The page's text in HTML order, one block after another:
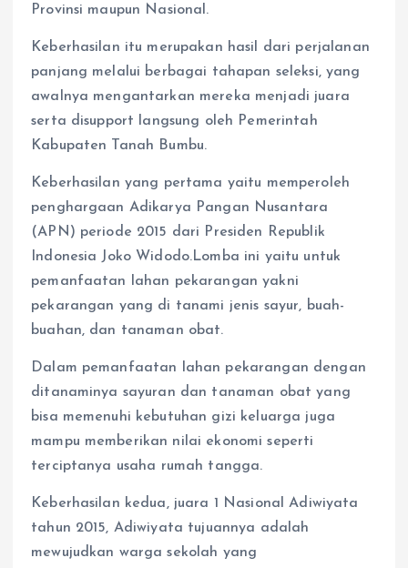
Provinsi maupun Nasional.
Keberhasilan itu merupakan hasil dari perjalanan
panjang melalui berbagai tahapan seleksi, yang
awalnya mengantarkan mereka menjadi juara
serta disupport langsung oleh Pemerintah
Kabupaten Tanah Bumbu.
Keberhasilan yang pertama yaitu memperoleh
penghargaan Adikarya Pangan Nusantara
(APN) periode 2015 dari Presiden Republik
Indonesia Joko Widodo.Lomba ini yaitu untuk
pemanfaatan lahan pekarangan yakni
pekarangan yang di tanami jenis sayur, buah-
buahan, dan tanaman obat.
Dalam pemanfaatan lahan pekarangan dengan
ditanaminya sayuran dan tanaman obat yang
bisa memenuhi kebutuhan gizi keluarga juga
mampu memberikan nilai ekonomi seperti
terciptanya usaha rumah tangga.
Keberhasilan kedua, juara 1 Nasional Adiwiyata
tahun 2015, Adiwiyata tujuannya adalah
mewujudkan warga sekolah yang